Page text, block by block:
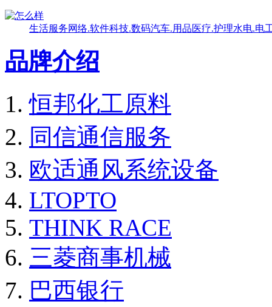
生活服务网络.软件科技.数码汽车.用品医疗.护理水电.电
品牌介绍
恒邦化工原料
同信通信服务
欧适通风系统设备
LTOPTO
THINK RACE
三菱商事机械
巴西银行